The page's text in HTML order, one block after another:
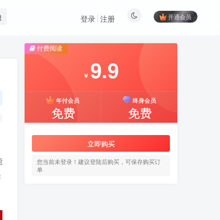
开通会员
登录 注册
付费阅读
￥ 9.9
年付会员
免费
终身会员
免费
立即购买
您当前未登录！建议登陆后购买，可保存购买订
单